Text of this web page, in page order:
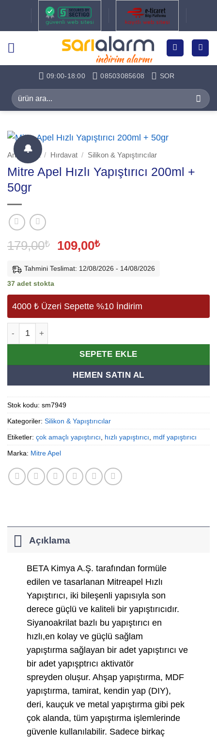
09:00-18:00 08503085608 SOR
Ara:
🔔
Ana Sayfa / Hırdavat / Silikon & Yapıştırıcılar
Mitre Apel Hızlı Yapıştırıcı 200ml +
50gr
179,00₺
Orijinal
179,00₺.
109,00₺Şu
fiyat:
Tahmini Teslimat: 12/08/2026 - 14/08/2026
37 adet stokta
4000 ₺ Üzeri Sepette %10 İndirim
Mitre Apel Hızlı Yapıştırıcı 200ml + 50gr adet
SEPETE EKLE
HEMEN SATIN AL
Alternative:
Stok kodu: sm7949
Kategoriler: Silikon & Yapıştırıcılar
Etiketler: çok amaçlı yapıştırıcı hızlı yapıştırıcı mdf yapıştırıcı
Marka: Mitre Apel
Açıklama
BETA Kimya A.Ş. tarafından formüle
edilen ve tasarlanan Mitreapel Hızlı
Yapıştırıcı, iki bileşenli yapısıyla son
derece güçlü ve kaliteli bir yapıştırıcıdır.
Siyanoakrilat bazlı bu yapıştırıcı en
hızlı,en kolay ve güçlü sağlam
yapıştırma sağlayan bir adet yapıştırıcı ve
bir adet yapışptrıcı aktivatör
spreyden oluşur. Ahşap yapıştırma, MDF
yapıştırma, tamirat, kendin yap (DIY),
deri, kauçuk ve metal yapıştırma gibi pek
çok alanda, tüm yapıştırma işlemlerinde
güvenle kullanılabilir. Sadece birkaç